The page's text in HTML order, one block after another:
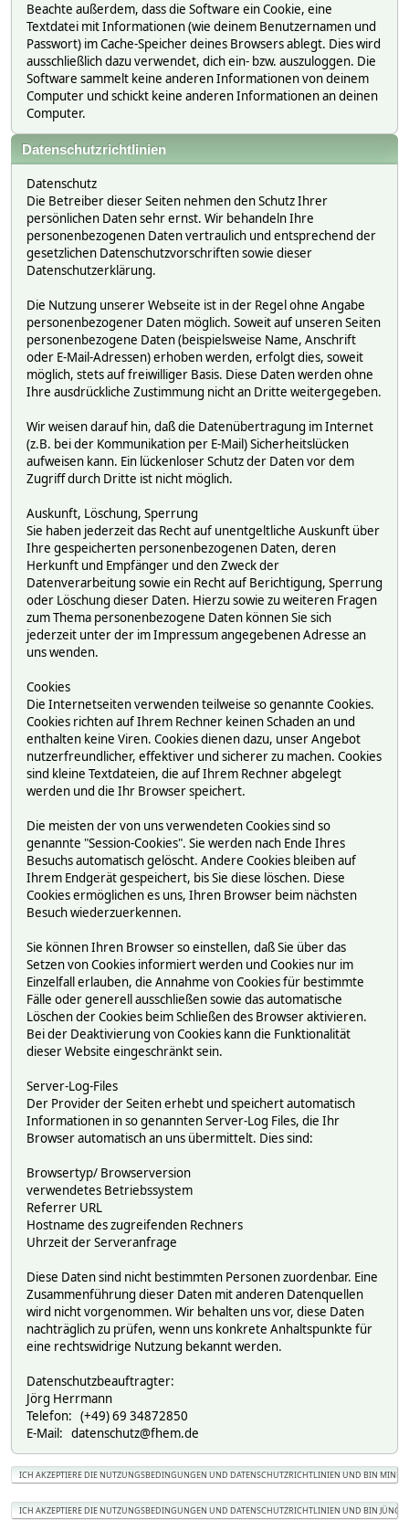
Beachte außerdem, dass die Software ein Cookie, eine
Textdatei mit Informationen (wie deinem Benutzernamen und
Passwort) im Cache-Speicher deines Browsers ablegt. Dies wird
ausschließlich dazu verwendet, dich ein- bzw. auszuloggen. Die
Software sammelt keine anderen Informationen von deinem
Computer und schickt keine anderen Informationen an deinen
Computer.
Datenschutzrichtlinien
Datenschutz
Die Betreiber dieser Seiten nehmen den Schutz Ihrer
persönlichen Daten sehr ernst. Wir behandeln Ihre
personenbezogenen Daten vertraulich und entsprechend der
gesetzlichen Datenschutzvorschriften sowie dieser
Datenschutzerklärung.
Die Nutzung unserer Webseite ist in der Regel ohne Angabe
personenbezogener Daten möglich. Soweit auf unseren Seiten
personenbezogene Daten (beispielsweise Name, Anschrift
oder E-Mail-Adressen) erhoben werden, erfolgt dies, soweit
möglich, stets auf freiwilliger Basis. Diese Daten werden ohne
Ihre ausdrückliche Zustimmung nicht an Dritte weitergegeben.
Wir weisen darauf hin, daß die Datenübertragung im Internet
(z.B. bei der Kommunikation per E-Mail) Sicherheitslücken
aufweisen kann. Ein lückenloser Schutz der Daten vor dem
Zugriff durch Dritte ist nicht möglich.
Auskunft, Löschung, Sperrung
Sie haben jederzeit das Recht auf unentgeltliche Auskunft über
Ihre gespeicherten personenbezogenen Daten, deren
Herkunft und Empfänger und den Zweck der
Datenverarbeitung sowie ein Recht auf Berichtigung, Sperrung
oder Löschung dieser Daten. Hierzu sowie zu weiteren Fragen
zum Thema personenbezogene Daten können Sie sich
jederzeit unter der im Impressum angegebenen Adresse an
uns wenden.
Cookies
Die Internetseiten verwenden teilweise so genannte Cookies.
Cookies richten auf Ihrem Rechner keinen Schaden an und
enthalten keine Viren. Cookies dienen dazu, unser Angebot
nutzerfreundlicher, effektiver und sicherer zu machen. Cookies
sind kleine Textdateien, die auf Ihrem Rechner abgelegt
werden und die Ihr Browser speichert.
Die meisten der von uns verwendeten Cookies sind so
genannte "Session-Cookies". Sie werden nach Ende Ihres
Besuchs automatisch gelöscht. Andere Cookies bleiben auf
Ihrem Endgerät gespeichert, bis Sie diese löschen. Diese
Cookies ermöglichen es uns, Ihren Browser beim nächsten
Besuch wiederzuerkennen.
Sie können Ihren Browser so einstellen, daß Sie über das
Setzen von Cookies informiert werden und Cookies nur im
Einzelfall erlauben, die Annahme von Cookies für bestimmte
Fälle oder generell ausschließen sowie das automatische
Löschen der Cookies beim Schließen des Browser aktivieren.
Bei der Deaktivierung von Cookies kann die Funktionalität
dieser Website eingeschränkt sein.
Server-Log-Files
Der Provider der Seiten erhebt und speichert automatisch
Informationen in so genannten Server-Log Files, die Ihr
Browser automatisch an uns übermittelt. Dies sind:
Browsertyp/ Browserversion
verwendetes Betriebssystem
Referrer URL
Hostname des zugreifenden Rechners
Uhrzeit der Serveranfrage
Diese Daten sind nicht bestimmten Personen zuordenbar. Eine
Zusammenführung dieser Daten mit anderen Datenquellen
wird nicht vorgenommen. Wir behalten uns vor, diese Daten
nachträglich zu prüfen, wenn uns konkrete Anhaltspunkte für
eine rechtswidrige Nutzung bekannt werden.
Datenschutzbeauftragter:
Jörg Herrmann
Telefon: (+49) 69 34872850
E-Mail: datenschutz@fhem.de